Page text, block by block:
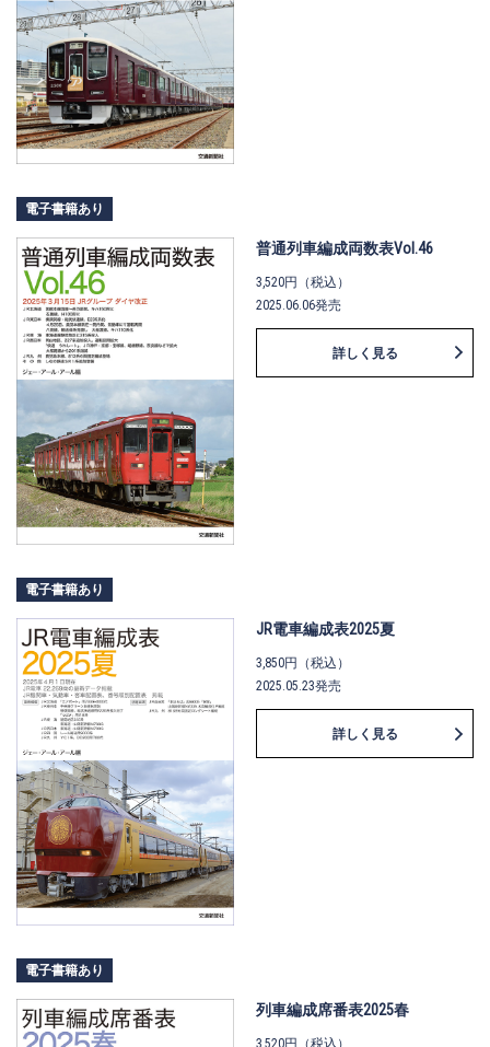
電子書籍あり
普通列車編成両数表Vol.46
3,520円（税込）
2025.06.06発売
詳しく見る
電子書籍あり
JR電車編成表2025夏
3,850円（税込）
2025.05.23発売
詳しく見る
電子書籍あり
列車編成席番表2025春
3,520円（税込）